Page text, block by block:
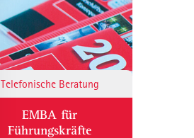
Telefonische Beratung
EMBA für
Führungskräfte